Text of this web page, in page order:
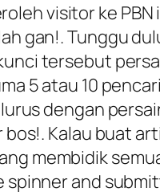
visitor ke
gan!. Tunggu
tersebut
5 atau 10
dengan
Kalau buat
membidik
and